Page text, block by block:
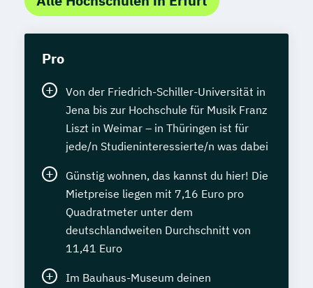
Pro
Von der Friedrich-Schiller-Universität in
Jena bis zur Hochschule für Musik Franz
Liszt in Weimar – in Thüringen ist für
jede/n Studieninteressierte/n was dabei
Günstig wohnen, das kannst du hier! Die
Mietpreise liegen mit 7,16 Euro pro
Quadratmeter unter dem
deutschlandweiten Durchschnitt von
11,41 Euro
Im Bauhaus-Museum deinen